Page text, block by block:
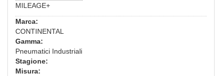
MILEAGE+
Marca:
CONTINENTAL
Gamma:
Pneumatici Industriali
Stagione:
Misura: